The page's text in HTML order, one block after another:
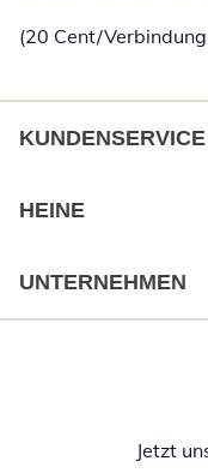
(20 Cent/
KUNDENSERVICE
HEINE
UNTERNEHMEN
Jetzt